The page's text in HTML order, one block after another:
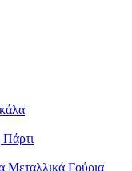
Πάρτι
Μεταλλικά Γούρια